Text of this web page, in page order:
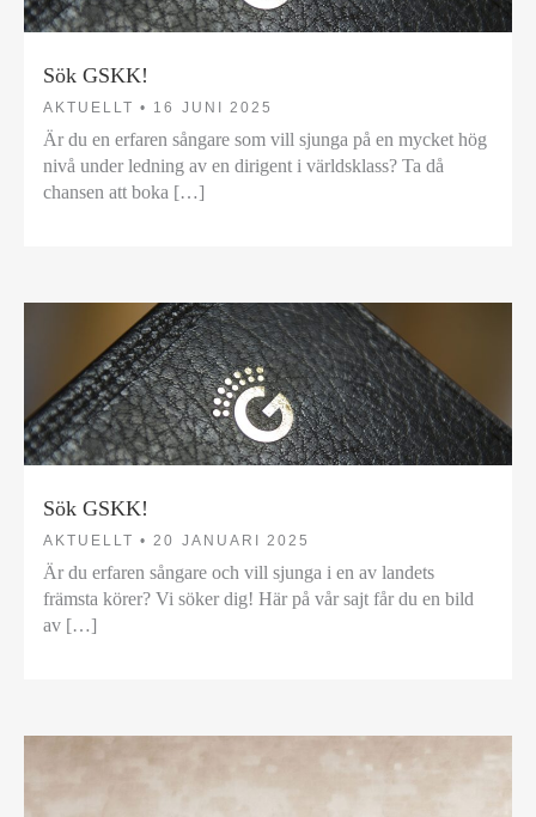
Sök GSKK!
AKTUELLT • 16 JUNI 2025
Är du en erfaren sångare som vill sjunga på en mycket hög
nivå under ledning av en dirigent i världsklass? Ta då
chansen att boka […]
Sök GSKK!
AKTUELLT • 20 JANUARI 2025
Är du erfaren sångare och vill sjunga i en av landets
främsta körer? Vi söker dig! Här på vår sajt får du en bild
av […]